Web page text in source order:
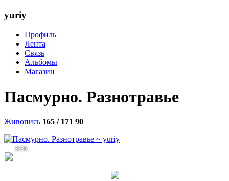
yuriy
Профиль
Лента
Связь
Альбомы
Магазин
Пасмурно. Разнотравье
Живопись 165 / 171 90
3736